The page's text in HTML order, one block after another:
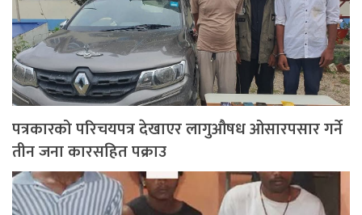
पत्रकारको परिचयपत्र देखाएर लागुऔषध ओसारपसार गर्ने
तीन जना कारसहित पक्राउ